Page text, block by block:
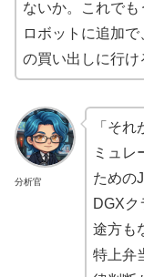
ないか。これでも
ロボットに追加
の買い出しに行け
分析官
「そ
ミュレ
ための
DGXク
途方も
特上弁